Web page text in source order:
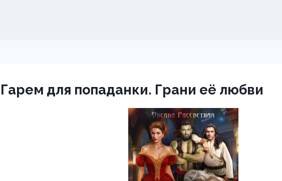
Гарем для попаданки. Грани её любви